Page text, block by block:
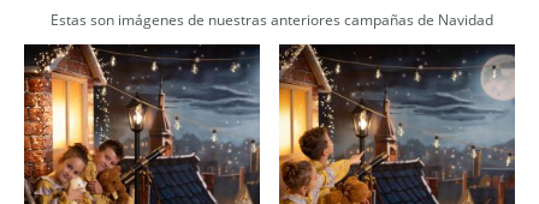
Estas son imágenes de nuestras anteriores campañas de Navidad